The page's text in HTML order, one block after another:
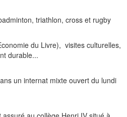
triathlon, cross et rugby
du Livre), visites culturelles,
durable...
un internat mixte ouvert du lundi